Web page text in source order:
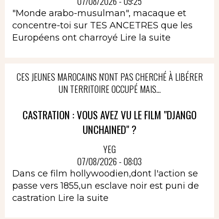
"Monde arabo-musulman", macaque et
concentre-toi sur TES ANCETRES que les
Européens ont charroyé Lire la suite
CES JEUNES MAROCAINS N'ONT PAS CHERCHÉ À LIBÉRER
UN TERRITOIRE OCCUPÉ MAIS...
CASTRATION : VOUS AVEZ VU LE FILM "DJANGO
UNCHAINED" ?
YEG
07/08/2026 - 08:03
Dans ce film hollywoodien,dont l'action se
passe vers 1855,un esclave noir est puni de
castration Lire la suite